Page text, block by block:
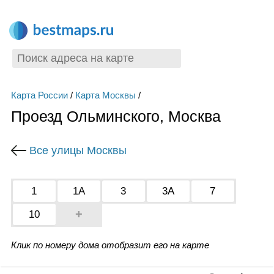
Карта России/ Карта Москвы /
Проезд Ольминского, Москва
Все улицы Москвы
1 1А 3 3А
7
10
+
Клик по номеру дома отобразит его на карте